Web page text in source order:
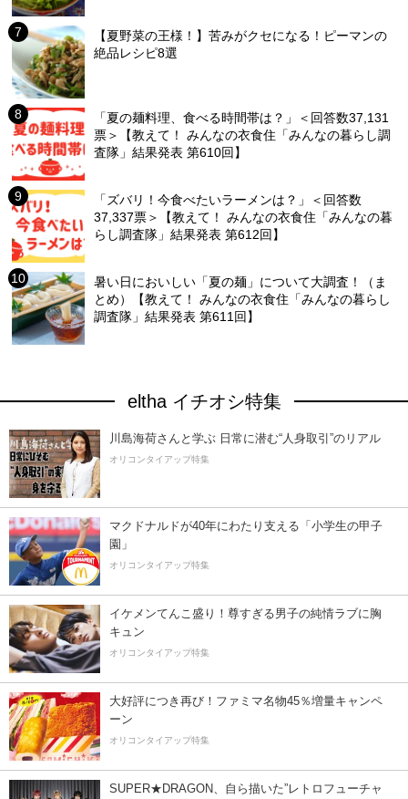
【夏野菜の王様！】苦みがクセになる！ピーマンの
絶品レシピ8選
「夏の麺料理、食べる時間帯は？」＜回答数37,131
票＞【教えて！ みんなの衣食住「みんなの暮らし調
査隊」結果発表 第610回】
「ズバリ！今食べたいラーメンは？」＜回答数
37,337票＞【教えて！ みんなの衣食住「みんなの暮
らし調査隊」結果発表 第612回】
暑い日においしい「夏の麺」について大調査！（ま
とめ）【教えて！ みんなの衣食住「みんなの暮らし
調査隊」結果発表 第611回】
eltha イチオシ特集
川島海荷さんと学ぶ 日常に潜む“人身取引”のリアル
オリコンタイアップ特集
マクドナルドが40年にわたり支える「小学生の甲子
園」
オリコンタイアップ特集
イケメンてんこ盛り！尊すぎる男子の純情ラブに胸
キュン
オリコンタイアップ特集
大好評につき再び！ファミマ名物45％増量キャンペ
ーン
オリコンタイアップ特集
SUPER★DRAGON、自ら描いた”レトロフューチャ